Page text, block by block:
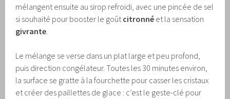
mélangent ensuite au sirop refroidi, avec une pincée de sel
si souhaité pour booster le goût citronné et la sensation
givrante
Le mélange se verse dans un plat large et peu profond,
puis direction congélateur. Toutes les 30 minutes environ,
la surface se gratte à la fourchette pour casser les cristaux
et créer des paillettes de glace : c’est le geste-clé pour